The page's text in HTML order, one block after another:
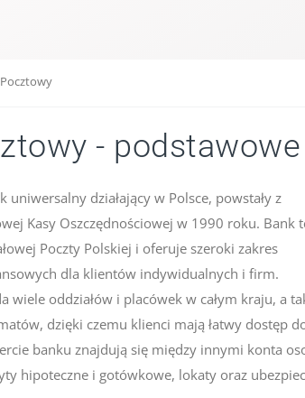
-
uniwersalny działający w Polsce, powstały z
Kasy Oszczędnościowej w 1990 roku. Bank
Poczty Polskiej i oferuje szeroki zakres
dla klientów indywidualnych i firm.
wiele oddziałów i placówek w całym kraju, a
dzięki czemu klienci mają łatwy dostęp
banku znajdują się między innymi konta
hipoteczne i gotówkowe, lokaty oraz